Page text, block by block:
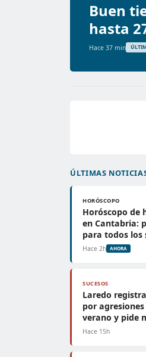
Buen
hasta
Hace 37 min
ÚLTIMAS
HORÓSCOPO
Horóscopo de
en Cantabria:
para todos los
Hace 2h AHORA
SUCESOS
Laredo
por
verano y pide
Hace 15h